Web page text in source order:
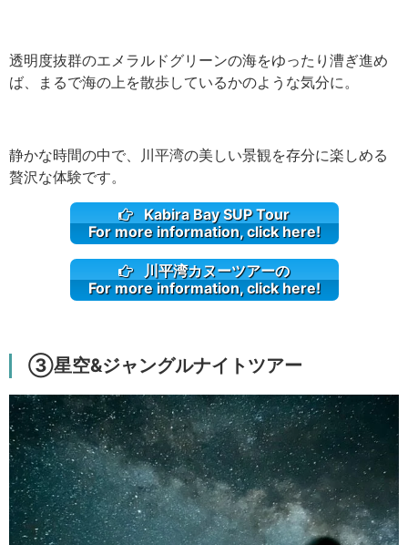
透明度抜群のエメラルドグリーンの海をゆったり漕ぎ進め
ば、まるで海の上を散歩しているかのような気分に。
静かな時間の中で、川平湾の美しい景観を存分に楽しめる
贅沢な体験です。
Kabira Bay SUP Tour
For more information, click here!
川平湾カヌーツアーの
For more information, click here!
③星空&ジャングルナイトツアー